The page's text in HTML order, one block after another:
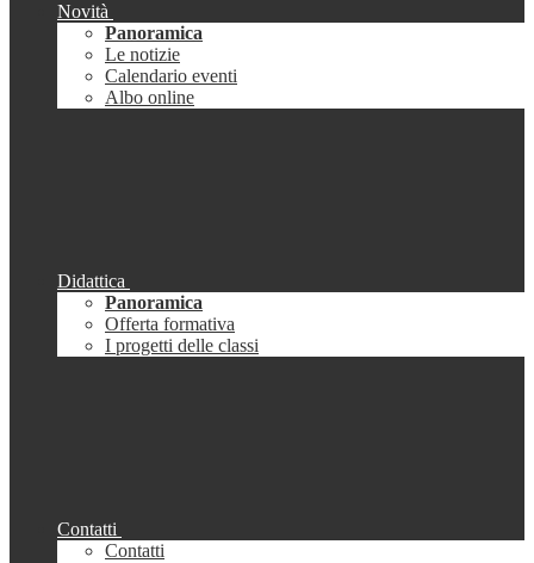
Novità
Panoramica
Le notizie
Calendario eventi
Albo online
Didattica
Panoramica
Offerta formativa
I progetti delle classi
Contatti
Contatti